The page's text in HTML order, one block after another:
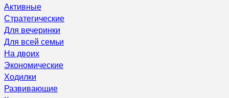
Активные
Стратегические
Для вечеринки
Для всей семьи
На двоих
Экономические
Ходилки
Развивающие